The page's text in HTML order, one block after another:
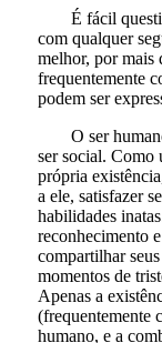
É fácil
com qualquer
melhor, por mais
frequentemente
podem ser
O ser
ser social. Como
própria
a ele, satisfazer
habilidades
reconhecimento
compartilhar
momentos de
Apenas a
(frequentemente
humano, e a